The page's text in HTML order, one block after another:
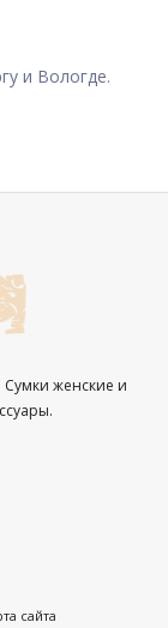
и Вологде.
Сумки женские и
сайта